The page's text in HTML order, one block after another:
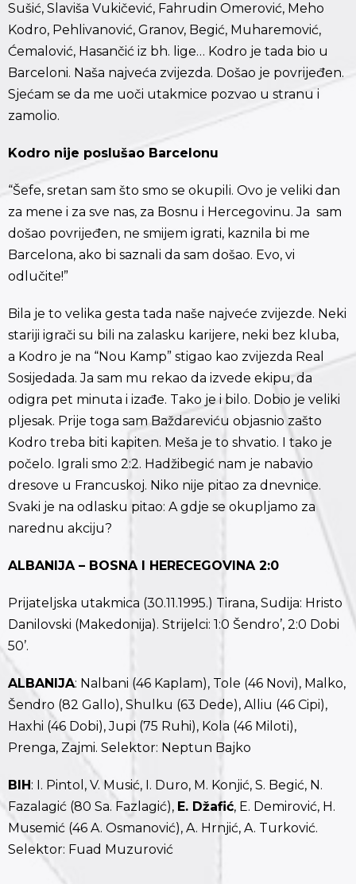
Sušić, Slaviša Vukičević, Fahrudin Omerović, Meho
Kodro, Pehlivanović, Granov, Begić, Muharemović,
Ćemalović, Hasančić iz bh. lige… Kodro je tada bio u
Barceloni. Naša najveća zvijezda. Došao je povrijeđen.
Sjećam se da me uoči utakmice pozvao u stranu i
zamolio.
Kodro nije poslušao Barcelonu
“Šefe, sretan sam što smo se okupili. Ovo je veliki dan
za mene i za sve nas, za Bosnu i Hercegovinu. Ja sam
došao povrijeđen, ne smijem igrati, kaznila bi me
Barcelona, ako bi saznali da sam došao. Evo, vi
odlučite!”
Bila je to velika gesta tada naše najveće zvijezde. Neki
stariji igrači su bili na zalasku karijere, neki bez kluba,
a Kodro je na “Nou Kamp” stigao kao zvijezda Real
Sosijedada. Ja sam mu rekao da izvede ekipu, da
odigra pet minuta i izađe. Tako je i bilo. Dobio je veliki
pljesak. Prije toga sam Baždareviću objasnio zašto
Kodro treba biti kapiten. Meša je to shvatio. I tako je
počelo. Igrali smo 2:2. Hadžibegić nam je nabavio
dresove u Francuskoj. Niko nije pitao za dnevnice.
Svaki je na odlasku pitao: A gdje se okupljamo za
narednu akciju?
ALBANIJA – BOSNA I HERECEGOVINA 2:0
Prijateljska utakmica (30.11.1995.) Tirana, Sudija: Hristo
Danilovski (Makedonija). Strijelci: 1:0 Šendro’, 2:0 Dobi
50’.
ALBANIJA: Nalbani (46 Kaplam), Tole (46 Novi), Malko,
Šendro (82 Gallo), Shulku (63 Dede), Alliu (46 Cipi),
Haxhi (46 Dobi), Jupi (75 Ruhi), Kola (46 Miloti),
Prenga, Zajmi. Selektor: Neptun Bajko
BIH : I. Pintol, V. Musić, I. Duro, M. Konjić, S. Begić, N.
Fazalagić (80 Sa. Fazlagić), E. Džafić, E. Demirović, H.
Musemić (46 A. Osmanović), A. Hrnjić, A. Turković.
Selektor: Fuad Muzurović